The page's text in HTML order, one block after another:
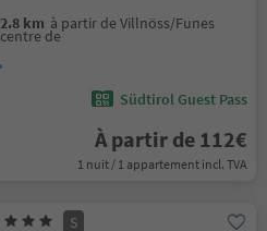
2.8 km à partir de Villnöss/Funes
centre de
Südtirol Guest Pass
À partir de 112€
1 nuit / 1 appartement incl. TVA
S